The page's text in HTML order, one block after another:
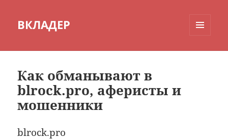
ВКЛАДЕР
Как обманывают в
blrock.pro, аферисты и
мошенники
blrock.pro